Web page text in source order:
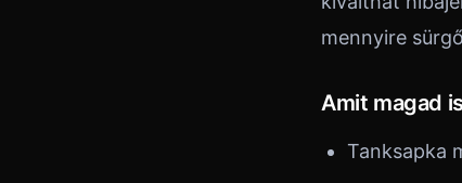
mennyire
Amit magad
Tanksapka